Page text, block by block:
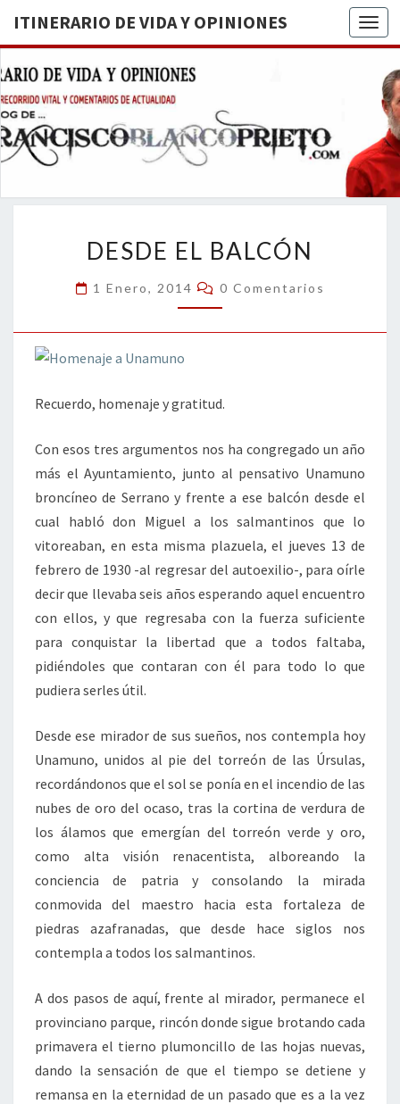
ITINERARIO DE VIDA Y OPINIONES
DE
BREVE
RECORRIDO
VITAL Y
ACTUALIDAD
EL
BALCÓN
DESDE EL BALCÓN
1 Enero, 2014 Comentarios
0 Comentarios
Recuerdo, homenaje y gratitud.
Con esos tres argumentos nos ha congregado un año
más el Ayuntamiento, junto al pensativo Unamuno
broncíneo de Serrano y frente a ese balcón desde el
cual habló don Miguel a los salmantinos que lo
vitoreaban, en esta misma plazuela, el jueves 13 de
febrero de 1930 -al regresar del autoexilio-, para oírle
decir que llevaba seis años esperando aquel encuentro
con ellos, y que regresaba con la fuerza suficiente
para conquistar la libertad que a todos faltaba,
pidiéndoles que contaran con él para todo lo que
pudiera serles útil.
Desde ese mirador de sus sueños, nos contempla hoy
Unamuno, unidos al pie del torreón de las Úrsulas,
recordándonos que el sol se ponía en el incendio de las
nubes de oro del ocaso, tras la cortina de verdura de
los álamos que emergían del torreón verde y oro,
como alta visión renacentista, alboreando la
conciencia de patria y consolando la mirada
conmovida del maestro hacia esta fortaleza de
piedras azafranadas, que desde hace siglos nos
contempla a todos los salmantinos.
A dos pasos de aquí, frente al mirador, permanece el
provinciano parque, rincón donde sigue brotando cada
primavera el tierno plumoncillo de las hojas nuevas,
dando la sensación de que el tiempo se detiene y
remansa en la eternidad de un pasado que es a la vez